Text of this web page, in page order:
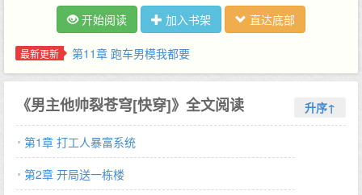
卖员送超跑？当清洁工送大厦？当保安送别墅？？别说了！我这辈
子就是为了打工而生！！！胆小鬼绑定殡葬系统原主：我就算是饿
死,从楼上跳下去,也不干殡葬！！！秦浪：这个人好像快挂了,点一
这能耐当个国师岂不是呼风唤雨？皇帝来了也给我跪下好么？自闭
男畅游霸总剧本世界原主：这些霸总都是颠公颠婆吧？？哪见过随
便就要挖人眼挖人肾挖人心的？秦浪：少爷好久没有这么笑过了,哦
对了,我也很想知道,为什么一个人挖了心还能活蹦乱跳的？？？这
医疗水平简直逆天啊！！！娱乐圈男明星的灵异玩偶系统原主：看
开始阅读 加入书架 直达底部
最新更新 第11章 跑车男模我都要
《男主他帅裂苍穹[快穿]》全文阅读 升序↑
第1章 打工人暴富系统
第2章 开局送一栋楼